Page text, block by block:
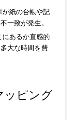
紙の台帳や記
一致が発生。
あるか直感的
大な時間を費
ッピング